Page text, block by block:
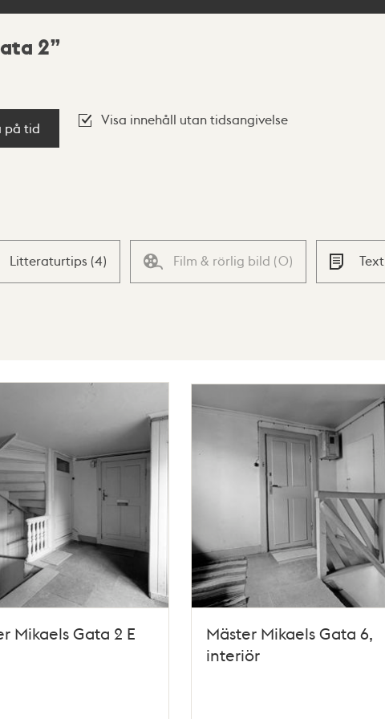
2
på tid
Visa innehåll utan tidsangivelse
Litteraturtips (4) Film & rörlig bild (0) Text
Mikaels Gata 2 E
Mäster Mikaels Gata 6,
interiör